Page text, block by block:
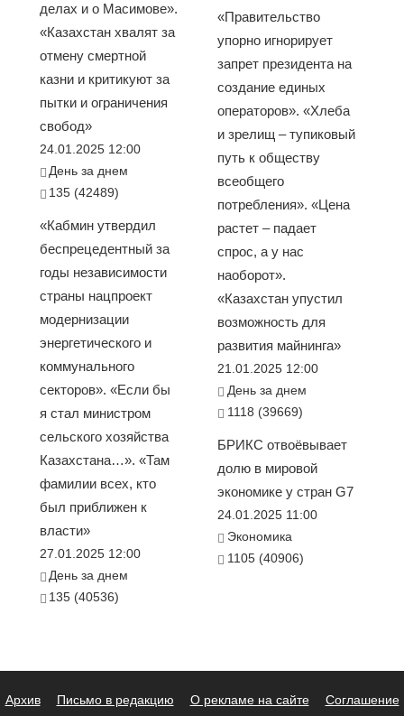
делах и о Масимове».
«Казахстан хвалят за
отмену смертной
казни и критикуют за
пытки и ограничения
свобод»
24.01.2025 12:00
День за днем
135 (42489)
«Кабмин утвердил
беспрецедентный за
годы независимости
страны нацпроект
модернизации
энергетического и
коммунального
секторов». «Если бы
я стал министром
сельского хозяйства
Казахстана…». «Там
фамилии всех, кто
был приближен к
власти»
27.01.2025 12:00
День за днем
135 (40536)
«Правительство
упорно игнорирует
запрет президента на
создание единых
операторов». «Хлеба
и зрелищ – тупиковый
путь к обществу
всеобщего
потребления». «Цена
растет – падает
спрос, а у нас
наоборот».
«Казахстан упустил
возможность для
развития майнинга»
21.01.2025 12:00
День за днем
1118 (39669)
БРИКС отвоёвывает
долю в мировой
экономике у стран G7
24.01.2025 11:00
Экономика
1105 (40906)
Архив Письмо в редакцию О рекламе на сайте
Соглашение